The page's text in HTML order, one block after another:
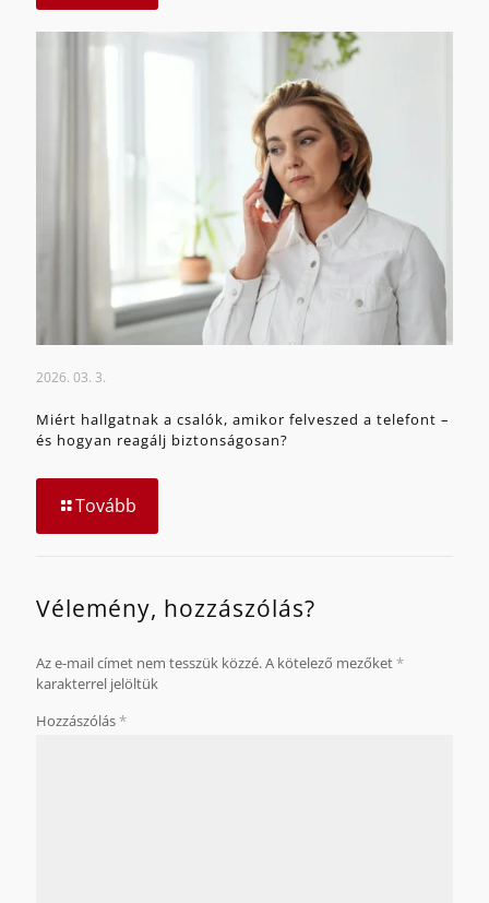
2026. 03. 3.
Miért hallgatnak a csalók, amikor felveszed a telefont –
és hogyan reagálj biztonságosan?
Tovább
Vélemény, hozzászólás?
Az e-mail címet nem tesszük közzé.A kötelező mezőket*
karakterrel jelöltük
Hozzászólás*